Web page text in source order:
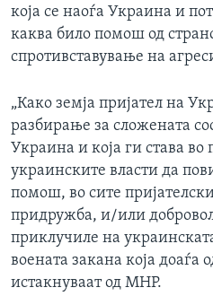
која се наоѓа Украина и
каква било помош од
спротивставување на
„Како земја пријател на
разбирање за сложената
Украина и која ги става во
украинските власти да
помош, во сите
придружба, и/или
приклучиле на
воената закана која доаѓа
истакнуваат од МНР.